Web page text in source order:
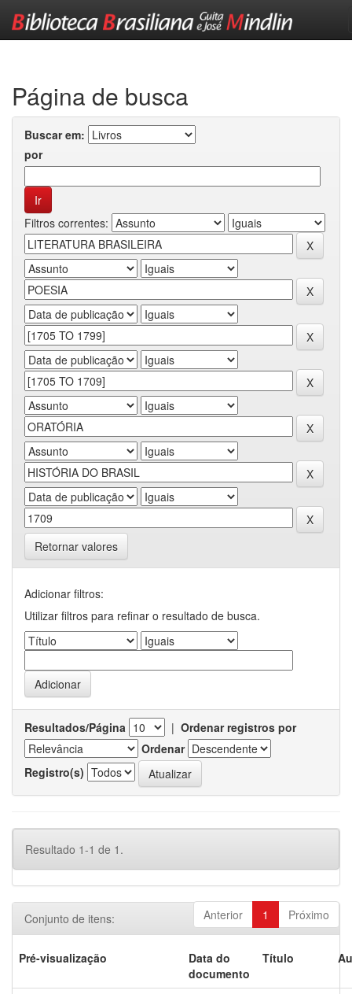
Página de busca
Buscar em:
por
Filtros correntes:
Retornar valores
Adicionar filtros:
Utilizar filtros para refinar o resultado de busca.
Resultados/Página | Ordenar registros por
Ordenar
Registro(s)
Resultado 1-1 de 1.
Anterior 1 Próximo
Conjunto de itens:
Pré-visualização
Data do
documento
Título